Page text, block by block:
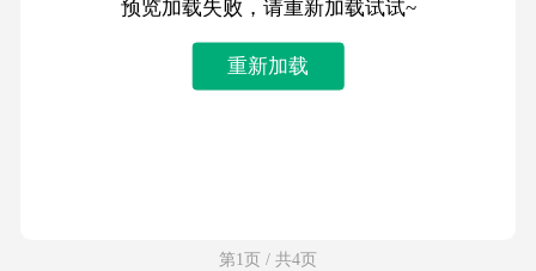
预览加载失败，请重新加载试试~
重新加载
第1页 / 共4页